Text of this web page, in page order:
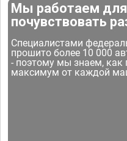
Мы работаем
почувствовать
Специалистами
прошито более 10 000
- поэтому мы знаем, как
максимум от каждой